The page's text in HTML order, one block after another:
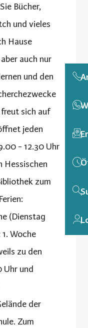
Bücher,
und vieles
Hause
auch nur
und den
sich auf
jeden
- 12.30 Uhr
Hessischen
zum
(Dienstag
Woche
zu den
Uhr und
der
Zum